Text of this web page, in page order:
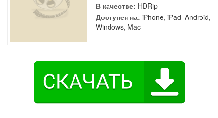
В качестве: HDRip
Доступен на: iPhone, iPad, Android,
Windows, Mac